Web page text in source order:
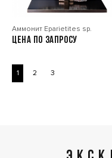
Аммонит Eparietites sp.
Цена по запросу
1 2 3